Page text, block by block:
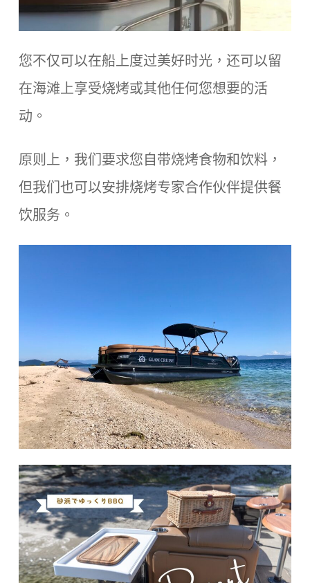
您不仅可以在船上度过美好时光，还可以留
在海滩上享受烧烤或其他任何您想要的活
动。
原则上，我们要求您自带烧烤食物和饮料，
但我们也可以安排烧烤专家合作伙伴提供餐
饮服务。